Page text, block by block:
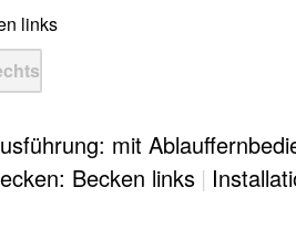
links
mit
Becken links |